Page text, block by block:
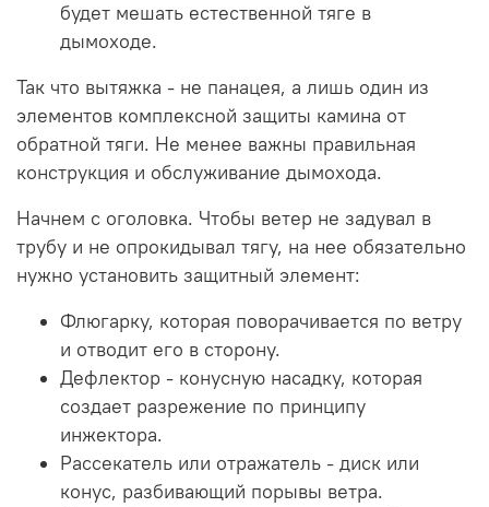
будет мешать естественной тяге в
дымоходе.
Так что вытяжка - не панацея, а лишь один из
элементов комплексной защиты камина от
обратной тяги. Не менее важны правильная
конструкция и обслуживание дымохода.
Начнем с оголовка. Чтобы ветер не задувал в
трубу и не опрокидывал тягу, на нее обязательно
нужно установить защитный элемент:
Флюгарку, которая поворачивается по ветру
и отводит его в сторону.
Дефлектор - конусную насадку, которая
создает разрежение по принципу
инжектора.
Рассекатель или отражатель - диск или
конус, разбивающий порывы ветра.